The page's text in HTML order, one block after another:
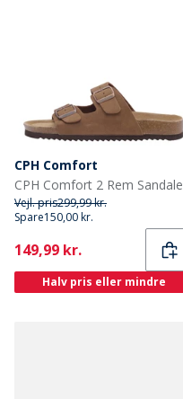
CPH Comfort
Vejl. pris299,99 kr.
Spare150,00 kr.
Current
149,99 kr.
Halv pris eller mindre